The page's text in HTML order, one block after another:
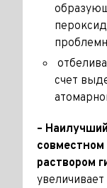
счет
–
совместном
раствором